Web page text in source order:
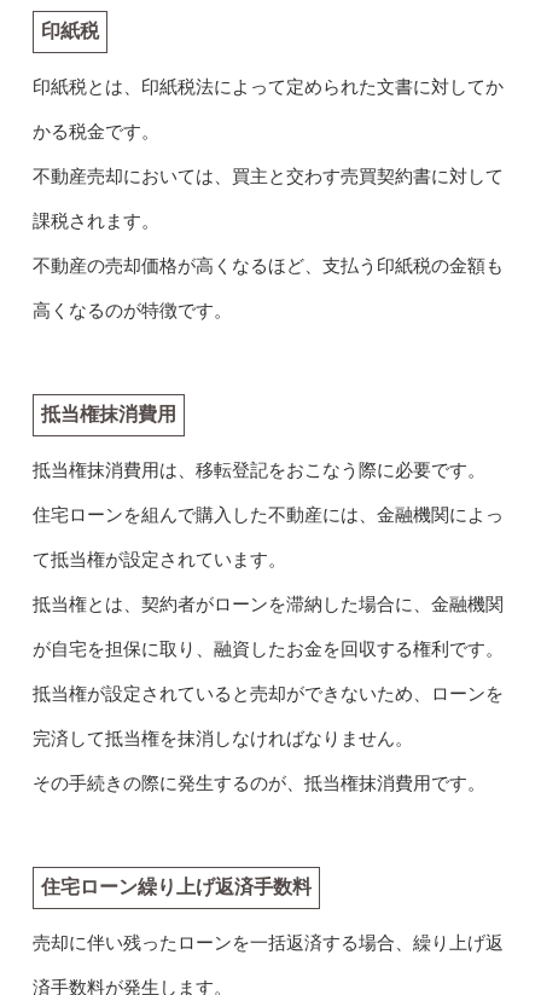
印紙税
印紙税とは、印紙税法によって定められた文書に対してか
かる税金です。
不動産売却においては、買主と交わす売買契約書に対して
課税されます。
不動産の売却価格が高くなるほど、支払う印紙税の金額も
高くなるのが特徴です。
抵当権抹消費用
抵当権抹消費用は、移転登記をおこなう際に必要です。
住宅ローンを組んで購入した不動産には、金融機関によっ
て抵当権が設定されています。
抵当権とは、契約者がローンを滞納した場合に、金融機関
が自宅を担保に取り、融資したお金を回収する権利です。
抵当権が設定されていると売却ができないため、ローンを
完済して抵当権を抹消しなければなりません。
その手続きの際に発生するのが、抵当権抹消費用です。
住宅ローン繰り上げ返済手数料
売却に伴い残ったローンを一括返済する場合、繰り上げ返
済手数料が発生します。